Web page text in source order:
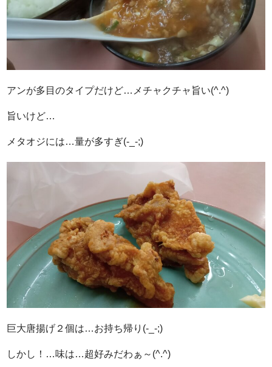
アンが多目のタイプだけど…メチャクチャ旨い(^.^)
旨いけど…
メタオジには…量が多すぎ(-_-;)
巨大唐揚げ２個は…お持ち帰り(-_-;)
しかし！…味は…超好みだわぁ～(^.^)